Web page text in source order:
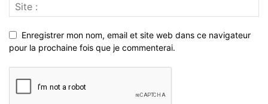
Enregistrer mon nom, email et site web dans ce navigateur
pour la prochaine fois que je commenterai.